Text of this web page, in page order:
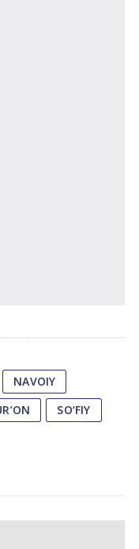
NAVOIY
SO‘FIY